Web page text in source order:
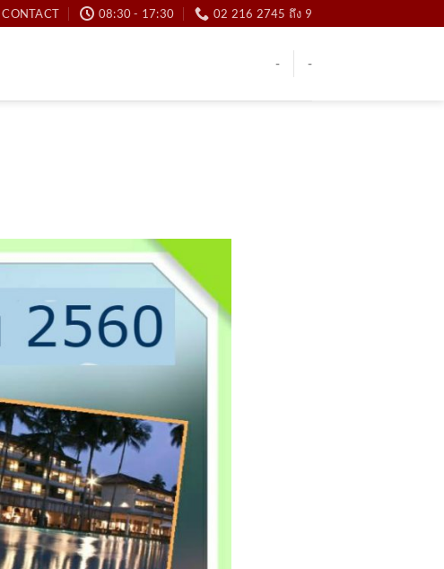
CONTACT 08:30 - 17:30 02 216 2745 ถึง 9
- -